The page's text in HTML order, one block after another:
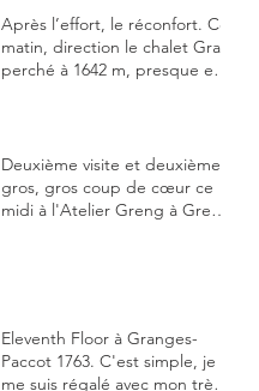
Après l’effort, le réconfort. Ce
matin, direction le chalet Grat
perché à 1642 m, presque en
de plaisir.
Deuxième visite et deuxième
gros, gros coup de cœur ce
midi à l'Atelier Greng à Greng
Eleventh Floor à Granges-
Paccot 1763. C'est simple, je
me suis régalé avec mon très